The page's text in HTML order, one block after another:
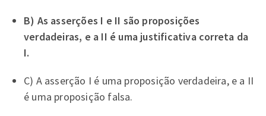
B) As asserções I e II são proposições
verdadeiras, e a II é uma justificativa correta da
I.
C) A asserção I é uma proposição verdadeira, e a II
é uma proposição falsa.